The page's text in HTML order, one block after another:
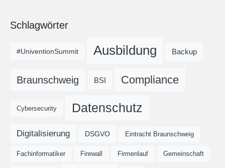
Schlagwörter
#UniventionSummit Ausbildung Backup
Braunschweig BSI Compliance
Cybersecurity Datenschutz
Digitalisierung DSGVO Eintracht Braunschweig
Fachinformatiker Firewall Firmenlauf Gemeinschaft